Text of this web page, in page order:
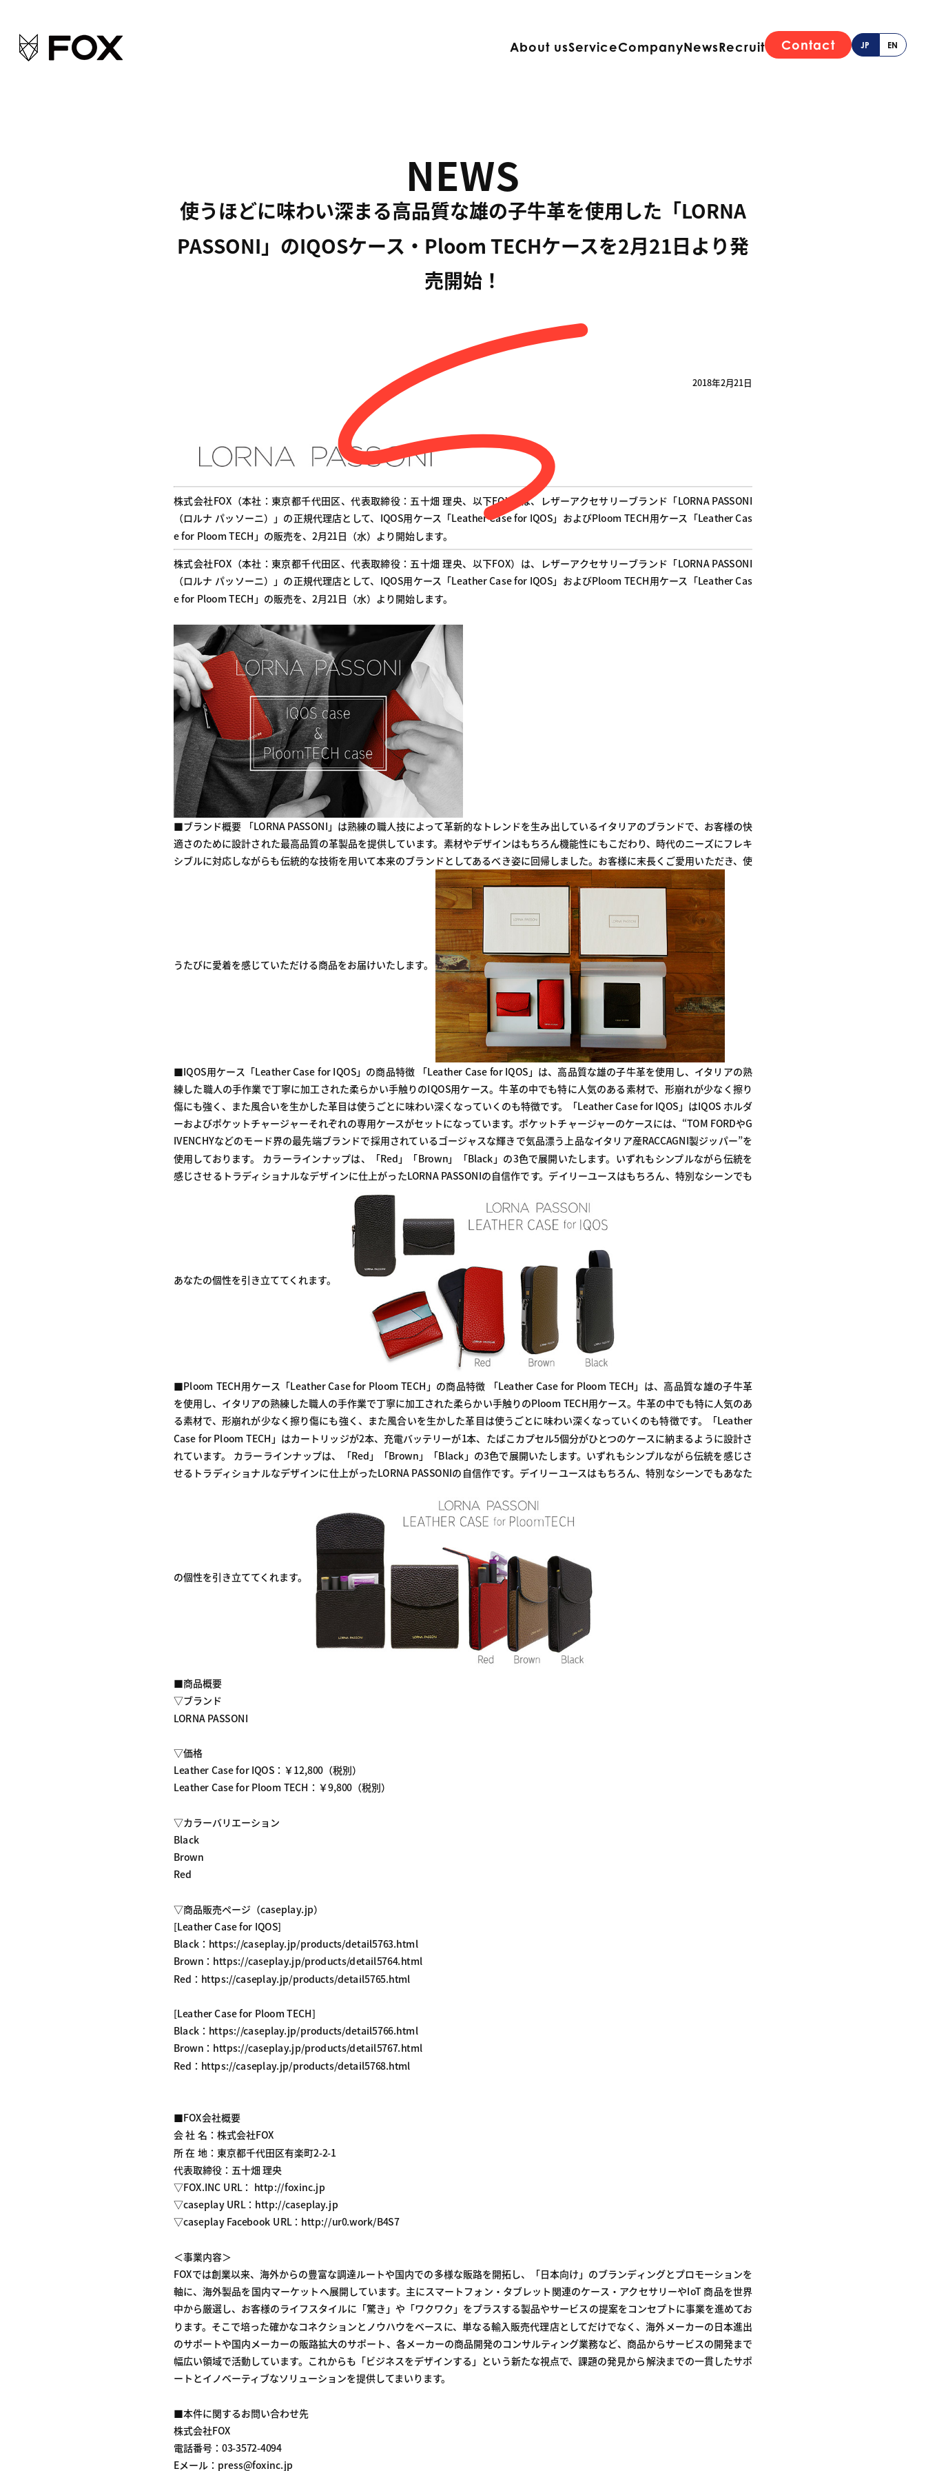
About usServiceCompanyNewsRecruit Contact JP EN
NEWS
使うほどに味わい深まる高品質な雄の子牛革を使用した「LORNA
PASSONI」のIQOSケース・Ploom TECHケースを2月21日より発
売開始！
2018年2月21日
株式会社FOX（本社：東京都千代田区、代表取締役：五十畑 理央、以下FOX）は、レザーアクセサリーブランド「LORNA PASSONI
（ロルナ パッソーニ）」の正規代理店として、IQOS用ケース「Leather Case for IQOS」およびPloom TECH用ケース「Leather Cas
e for Ploom TECH」の販売を、2月21日（水）より開始します。
株式会社FOX（本社：東京都千代田区、代表取締役：五十畑 理央、以下FOX）は、レザーアクセサリーブランド「LORNA PASSONI
（ロルナ パッソーニ）」の正規代理店として、IQOS用ケース「Leather Case for IQOS」およびPloom TECH用ケース「Leather Cas
e for Ploom TECH」の販売を、2月21日（水）より開始します。
■ブランド概要 「LORNA PASSONI」は熟練の職人技によって革新的なトレンドを生み出しているイタリアのブランドで、お客様の快
適さのために設計された最高品質の革製品を提供しています。素材やデザインはもちろん機能性にもこだわり、時代のニーズにフレキ
シブルに対応しながらも伝統的な技術を用いて本来のブランドとしてあるべき姿に回帰しました。お客様に末長くご愛用いただき、使
うたびに愛着を感じていただける商品をお届けいたします。
■IQOS用ケース「Leather Case for IQOS」の商品特徴 「Leather Case for IQOS」は、高品質な雄の子牛革を使用し、イタリアの熟
練した職人の手作業で丁寧に加工された柔らかい手触りのIQOS用ケース。牛革の中でも特に人気のある素材で、形崩れが少なく擦り
傷にも強く、また風合いを生かした革目は使うごとに味わい深くなっていくのも特徴です。「Leather Case for IQOS」はIQOS ホルダ
ーおよびポケットチャージャーそれぞれの専用ケースがセットになっています。ポケットチャージャーのケースには、“TOM FORDやG
IVENCHYなどのモード界の最先端ブランドで採用されているゴージャスな輝きで気品漂う上品なイタリア産RACCAGNI製ジッパー”を
使用しております。 カラーラインナップは、「Red」「Brown」「Black」の3色で展開いたします。いずれもシンプルながら伝統を
感じさせるトラディショナルなデザインに仕上がったLORNA PASSONIの自信作です。デイリーユースはもちろん、特別なシーンでも
あなたの個性を引き立ててくれます。
■Ploom TECH用ケース「Leather Case for Ploom TECH」の商品特徴 「Leather Case for Ploom TECH」は、高品質な雄の子牛革
を使用し、イタリアの熟練した職人の手作業で丁寧に加工された柔らかい手触りのPloom TECH用ケース。牛革の中でも特に人気のあ
る素材で、形崩れが少なく擦り傷にも強く、また風合いを生かした革目は使うごとに味わい深くなっていくのも特徴です。「Leather
Case for Ploom TECH」はカートリッジが2本、充電バッテリーが1本、たばこカプセル5個分がひとつのケースに納まるように設計さ
れています。 カラーラインナップは、「Red」「Brown」「Black」の3色で展開いたします。いずれもシンプルながら伝統を感じさ
せるトラディショナルなデザインに仕上がったLORNA PASSONIの自信作です。デイリーユースはもちろん、特別なシーンでもあなた
の個性を引き立ててくれます。
■商品概要
▽ブランド
LORNA PASSONI
▽価格
Leather Case for IQOS：￥12,800（税別）
Leather Case for Ploom TECH：￥9,800（税別）
▽カラーバリエーション
Black
Brown
Red
▽商品販売ページ（caseplay.jp）
[Leather Case for IQOS]
Black：https://caseplay.jp/products/detail5763.html
Brown：https://caseplay.jp/products/detail5764.html
Red：https://caseplay.jp/products/detail5765.html
[Leather Case for Ploom TECH]
Black：https://caseplay.jp/products/detail5766.html
Brown：https://caseplay.jp/products/detail5767.html
Red：https://caseplay.jp/products/detail5768.html
■FOX会社概要
会 社 名：株式会社FOX
所 在 地：東京都千代田区有楽町2-2-1
代表取締役：五十畑 理央
▽FOX.INC URL： http://foxinc.jp
▽caseplay URL：http://caseplay.jp
▽caseplay Facebook URL：http://ur0.work/B4S7
＜事業内容＞
FOXでは創業以来、海外からの豊富な調達ルートや国内での多様な販路を開拓し、「日本向け」のブランディングとプロモーションを
軸に、海外製品を国内マーケットへ展開しています。主にスマートフォン・タブレット関連のケース・アクセサリーやIoT 商品を世界
中から厳選し、お客様のライフスタイルに「驚き」や「ワクワク」をプラスする製品やサービスの提案をコンセプトに事業を進めてお
ります。そこで培った確かなコネクションとノウハウをベースに、単なる輸入販売代理店としてだけでなく、海外メーカーの日本進出
のサポートや国内メーカーの販路拡大のサポート、各メーカーの商品開発のコンサルティング業務など、商品からサービスの開発まで
幅広い領域で活動しています。これからも「ビジネスをデザインする」という新たな視点で、課題の発見から解決までの一貫したサポ
ートとイノベーティブなソリューションを提供してまいります。
■本件に関するお問い合わせ先
株式会社FOX
電話番号：03-3572-4094
Eメール：press@foxinc.jp